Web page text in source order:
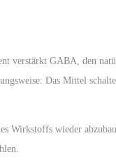
verstärkt GABA, den
Das Mittel
wieder